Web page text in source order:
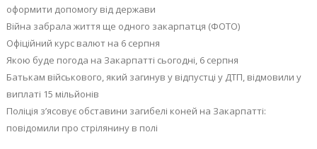
оформити допомогу від держави
Війна забрала життя ще одного закарпатця (ФОТО)
Офіційний курс валют на 6 серпня
Якою буде погода на Закарпатті сьогодні, 6 серпня
Батькам військового, який загинув у відпустці у ДТП, відмовили у
виплаті 15 мільйонів
Поліція з’ясовує обставини загибелі коней на Закарпатті:
повідомили про стрілянину в полі